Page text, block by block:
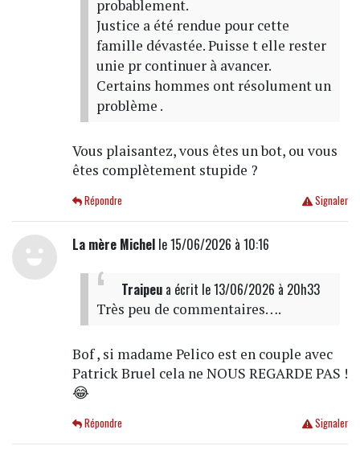
probablement.
Justice a été rendue pour cette
famille dévastée. Puisse t elle rester
unie pr continuer à avancer.
Certains hommes ont résolument un
problème .
Vous plaisantez, vous êtes un bot, ou vous
êtes complètement stupide ?
Signaler
Répondre
La mère Michelle 15/06/2026 à 10:16
Traipeua écrit le 13/06/2026 à 20h33
Très peu de commentaires….
Bof , si madame Pelico est en couple avec
Patrick Bruel cela ne NOUS REGARDE PAS !
😂
Signaler
Répondre